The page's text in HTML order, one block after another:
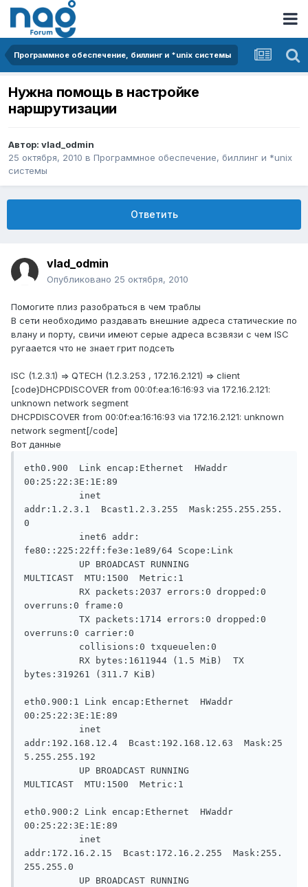
Программное обеспечение, биллинг и *unix системы
Нужна помощь в настройке
наршрутизации
Автор: vlad_odmin
25 октября, 2010 в Программное обеспечение, биллинг и *unix
системы
Ответить
vlad_odmin
Опубликовано 25 октября, 2010
Помогите плиз разобраться в чем траблы
В сети необходимо раздавать внешние адреса статические по
влану и порту, свичи имеют серые адреса всзвязи с чем ISC
ругаается что не знает грит подсеть
ISC (1.2.3.1) => QTECH (1.2.3.253 , 172.16.2.121) => client
[code}DHCPDISCOVER from 00:0f:ea:16:16:93 via 172.16.2.121:
unknown network segment
DHCPDISCOVER from 00:0f:ea:16:16:93 via 172.16.2.121: unknown
network segment[/code]
Вот данные
eth0.900  Link encap:Ethernet  HWaddr
00:25:22:3E:1E:89
inet
addr:1.2.3.1  Bcast1.2.3.255  Mask:255.255.255.
0
inet6 addr:
fe80::225:22ff:fe3e:1e89/64 Scope:Link
UP BROADCAST RUNNING
MULTICAST  MTU:1500  Metric:1
RX packets:2037 errors:0 dropped:0
overruns:0 frame:0
TX packets:1714 errors:0 dropped:0
overruns:0 carrier:0
collisions:0 txqueuelen:0
RX bytes:1611944 (1.5 MiB)  TX
bytes:319261 (311.7 KiB)
eth0.900:1 Link encap:Ethernet  HWaddr
00:25:22:3E:1E:89
inet
addr:192.168.12.4  Bcast:192.168.12.63  Mask:25
5.255.255.192
UP BROADCAST RUNNING
MULTICAST  MTU:1500  Metric:1
eth0.900:2 Link encap:Ethernet  HWaddr
00:25:22:3E:1E:89
inet
addr:172.16.2.15  Bcast:172.16.2.255  Mask:255.
255.255.0
UP BROADCAST RUNNING